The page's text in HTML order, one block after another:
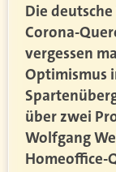
Die
Corona-
vergessen
Optimismus
über zwei
Wolfgang
Homeoffice-